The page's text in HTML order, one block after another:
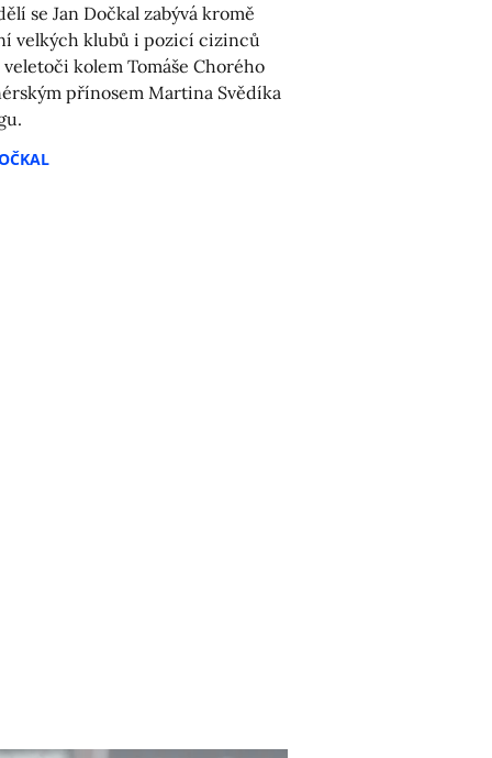
se Jan Dočkal zabývá kromě
velkých klubů i pozicí cizinců
veletoči kolem Tomáše Chorého
přínosem Martina Svědíka